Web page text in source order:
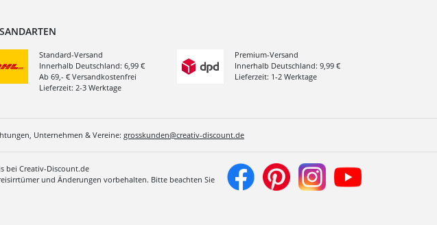
Standard-Versand
Innerhalb Deutschland: 6,99 €
Ab 69,- € Versandkostenfrei
Lieferzeit: 2-3 Werktage
Premium-Versand
Innerhalb Deutschland: 9,99 €
Lieferzeit: 1-2 Werktage
Unternehmen & Vereine: grosskunden@creativ-discount.de
bei Creativ-Discount.de
und Änderungen vorbehalten. Bitte beachten Sie